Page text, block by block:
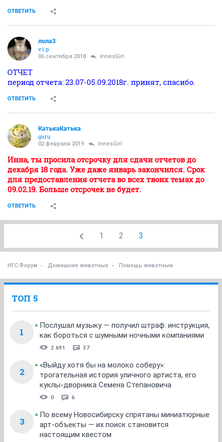
ОТВЕТИТЬ
лола3
v.i.p.
06 сентября 2018 InnesGirl
ОТЧЕТ
период отчета: 23.07-05.09.2018г. принят, спасибо.
ОТВЕТИТЬ
КатькаКатька
guru
02 февраля 2019 InnesGirl
Инна, ты просила отсрочку для сдачи отчетов до
декабря 18 года. Уже даже январь закончился. Срок
для предоставления отчета во всех твоих темах до
09.02.19. Больше отсрочек не будет.
ОТВЕТИТЬ
1 2 3
НГС.Форум Домашние животные Помощь животным
ТОП 5
1
Послушал музыку — получил штраф: инструкция,
как бороться с шумными ночными компаниями
2 691 37
2
«Выйду хотя бы на молоко соберу»:
трогательная история уличного артиста, его
куклы-дворника Семена Степановича
0 6
3
По всему Новосибирску спрятаны миниатюрные
арт-объекты — их поиск становится
настоящим квестом